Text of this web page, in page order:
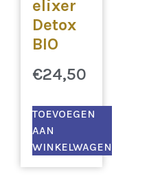
elixer
Detox
BIO
€24,50
TOEVOEGEN
AAN
WINKELWAGEN